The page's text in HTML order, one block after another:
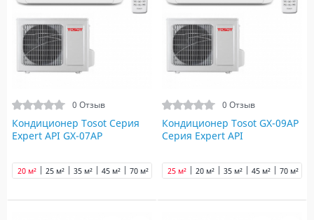
0 Отзыв
Кондиционер Tosot Серия
Expert API GX-07AP
20 м² 25 м² 35 м² 45 м² 70 м² 90 м²
0 Отзыв
Кондиционер Tosot GX-09AP
Серия Expert API
20 м²
25 м² 35 м² 45 м² 70 м²